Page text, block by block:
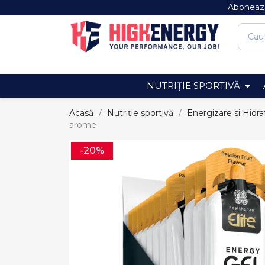
NUTRIȚIE SPORTIVĂ
Acasă Nutriție sportivă
Energizare si
arome
-20%